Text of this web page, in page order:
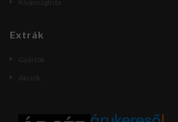
Kívánságlista
Extrák
Gyártók
Akciók